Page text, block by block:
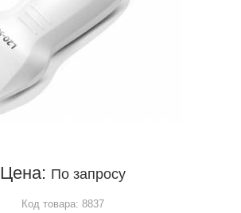
Цена: По запросу
Код товара: 8837